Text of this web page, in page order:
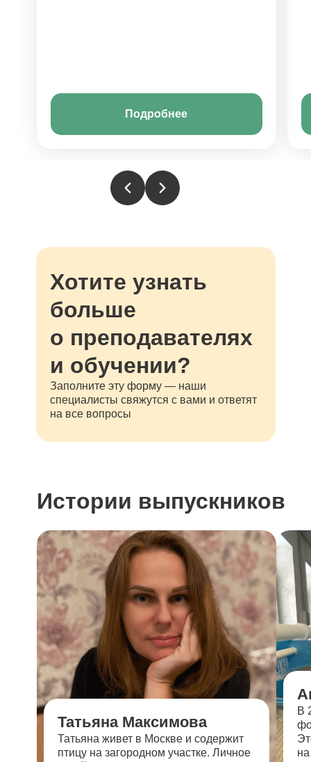
Подробнее
Хотите узнать
больше
о преподавателях
и обучении?
Заполните эту форму — наши
специалисты свяжутся с вами и ответят
на все вопросы
Истории выпускников
Татьяна Максимова
Татьяна живет в Москве и содержит
птицу на загородном участке. Личное
В